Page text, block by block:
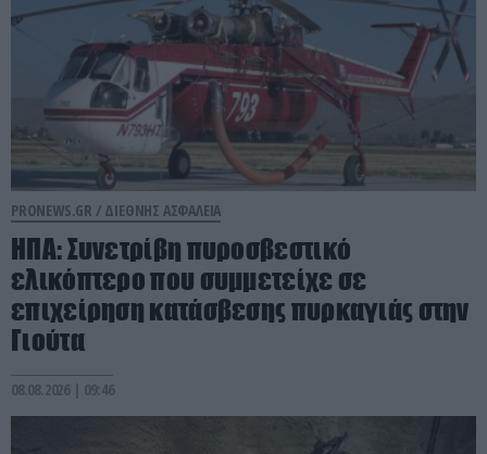
PRONEWS.GR / ΔΙΕΘΝΗΣ ΑΣΦΑΛΕΙΑ
ΗΠΑ: Συνετρίβη πυροσβεστικό
ελικόπτερο που συμμετείχε σε
επιχείρηση κατάσβεσης πυρκαγιάς στην
Γιούτα
08.08.2026 | 09:46